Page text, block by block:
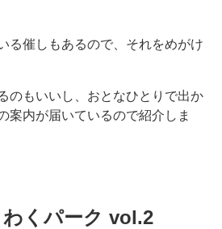
る催しもあるので、それをめがけ
のもいいし、おとなひとりで出か
案内が届いているので紹介しま
くパーク vol.2